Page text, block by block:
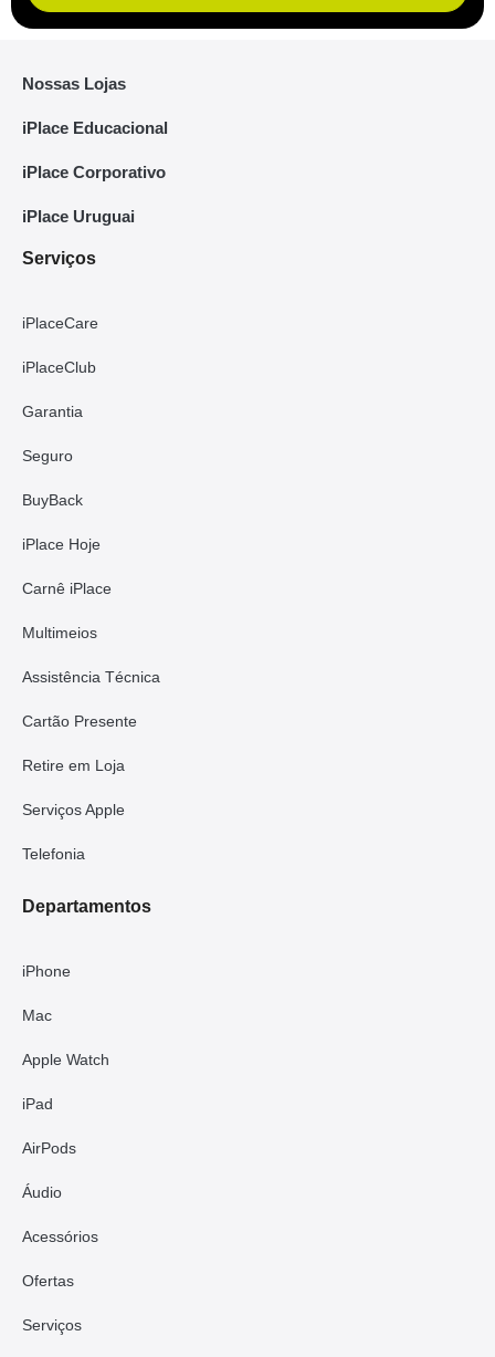
Nossas Lojas
iPlace Educacional
iPlace Corporativo
iPlace Uruguai
Serviços
iPlaceCare
iPlaceClub
Garantia
Seguro
BuyBack
iPlace Hoje
Carnê iPlace
Multimeios
Assistência Técnica
Cartão Presente
Retire em Loja
Serviços Apple
Telefonia
Departamentos
iPhone
Mac
Apple Watch
iPad
AirPods
Áudio
Acessórios
Ofertas
Serviços